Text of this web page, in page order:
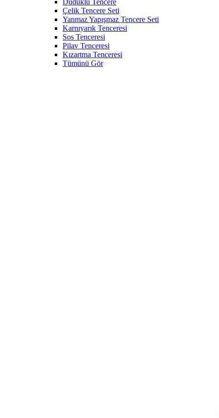
Düdüklü Tencere
Çelik Tencere Seti
Yanmaz Yapışmaz Tencere Seti
Karnıyarık Tenceresi
Sos Tenceresi
Pilav Tenceresi
Kızartma Tenceresi
Tümünü Gör